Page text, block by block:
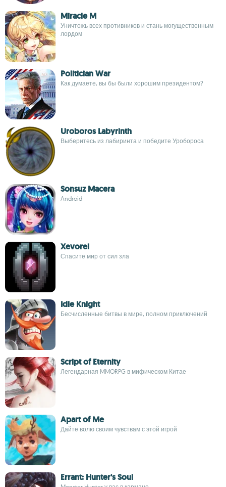
Miracle M
Уничтожь всех противников и стань могущественным
лордом
Politician War
Как думаете, вы бы были хорошим президентом?
Uroboros Labyrinth
Выберитесь из лабиринта и победите Уробороса
Sonsuz Macera
Android
Xevorel
Спасите мир от сил зла
Idle Knight
Бесчисленные битвы в мире, полном приключений
Script of Eternity
Легендарная MMORPG в мифическом Китае
Apart of Me
Дайте волю своим чувствам с этой игрой
Errant: Hunter's Soul